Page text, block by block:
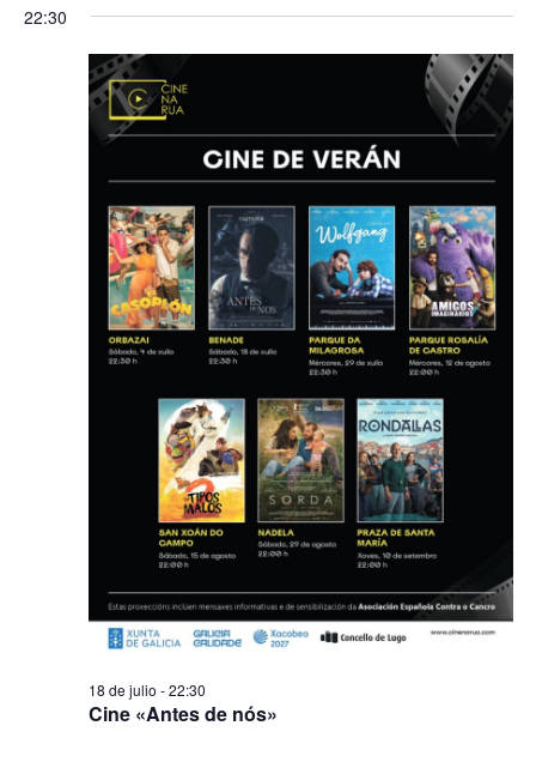
22:30
Cine «Antes de nós»
18 de julio - 22:30